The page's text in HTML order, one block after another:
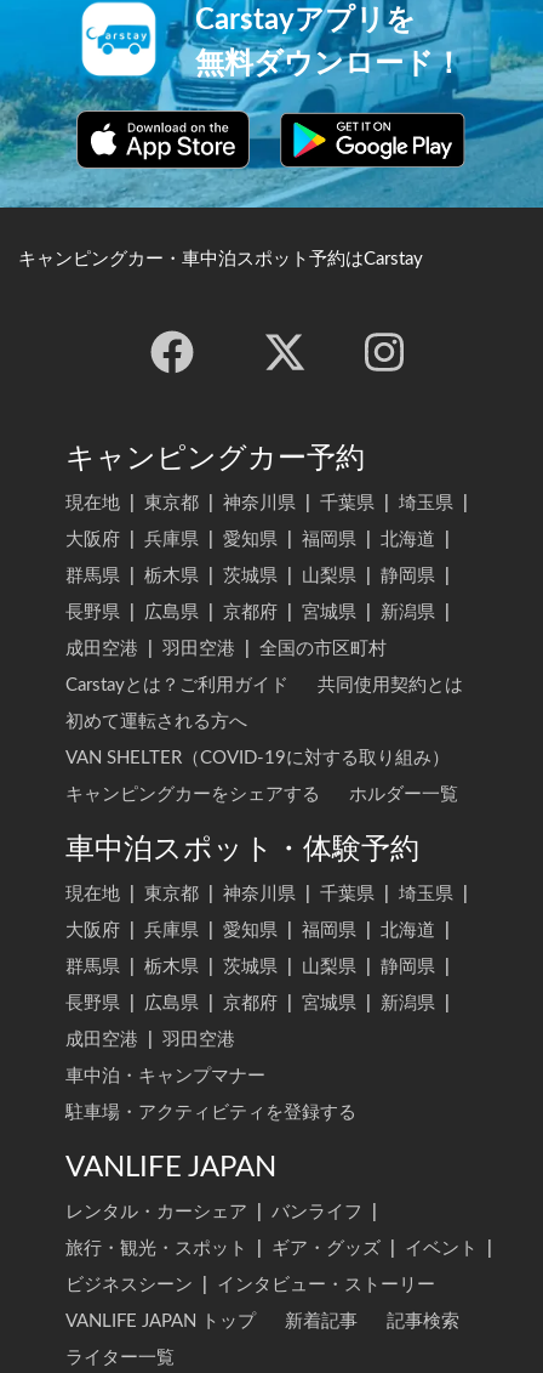
Carstayアプリを
無料ダウンロード！
キャンピングカー・車中泊スポット予約はCarstay
キャンピングカー予約
現在地 東京都 神奈川県 千葉県 埼玉県
大阪府
兵庫県 愛知県 福岡県 北海道
群馬県
栃木県 茨城県 山梨県 静岡県
長野県
広島県 京都府 宮城県 新潟県
成田空港
羽田空港
全国の市区町村
Carstayとは？ご利用ガイド
共同使用契約とは
初めて運転される方へ
VAN SHELTER（COVID-19に対する取り組み）
キャンピングカーをシェアする
ホルダー一覧
車中泊スポット・体験予約
現在地 東京都 神奈川県 千葉県 埼玉県
大阪府
兵庫県 愛知県 福岡県 北海道
群馬県
栃木県 茨城県 山梨県 静岡県
長野県
広島県 京都府 宮城県 新潟県
成田空港
羽田空港
車中泊・キャンプマナー
駐車場・アクティビティを登録する
VANLIFE JAPAN
レンタル・カーシェア バンライフ
旅行・観光・スポット
ギア・グッズ イベント
ビジネスシーン
インタビュー・ストーリー
VANLIFE JAPAN トップ
新着記事
記事検索
ライター一覧